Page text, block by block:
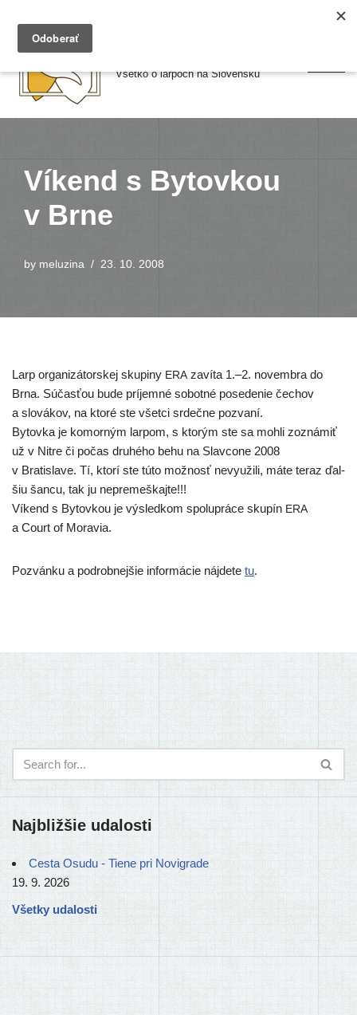
Preskočiť
Všetko o larpoch na Slovensku
Víkend s Bytovkou
v Brne
by meluzina 23. 10. 2008
Larp orga­ni­zá­tor­skej sku­pi­ny ERA zaví­ta 1.–2. novem­bra do
Brna. Súčasťou bude prí­jem­né sobot­né pose­de­nie čechov
a slo­vá­kov, na kto­ré ste všet­ci srdeč­ne pozvaní.
Bytovka je komor­ným lar­pom, s kto­rým ste sa moh­li zozná­miť
už v Nitre či počas dru­hé­ho behu na Slavcone 2008
v Bratislave. Tí, kto­rí ste túto mož­nosť nevy­uži­li, máte teraz ďal­
šiu šan­cu, tak ju nepremeškajte!!!
Víkend s Bytovkou je výsled­kom spo­lu­prá­ce sku­pín ERA
a Court of Moravia.
Pozvánku a pod­rob­nej­šie infor­má­cie náj­de­te tu.
Najbližšie udalosti
Cesta Osudu - Tiene pri Novigrade
19. 9. 2026
Všetky udalosti